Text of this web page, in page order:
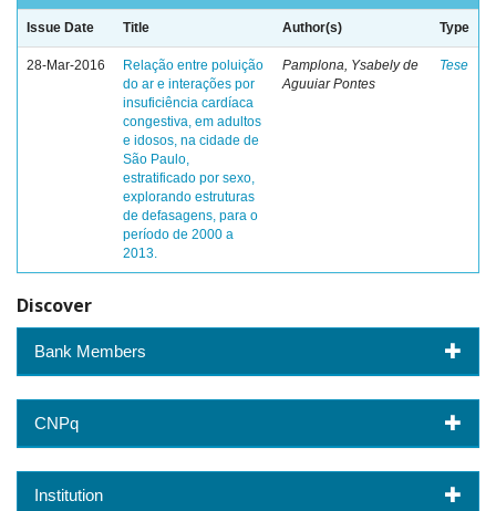
Issue Date Title Author(s) Type
28-Mar-2016
Relação entre poluição
do ar e interações por
insuficiência cardíaca
congestiva, em adultos
e idosos, na cidade de
São Paulo,
estratificado por sexo,
explorando estruturas
de defasagens, para o
período de 2000 a
2013.
Pamplona, Ysabely de
Aguuiar Pontes
Tese
Discover
Bank Members
CNPq
Institution